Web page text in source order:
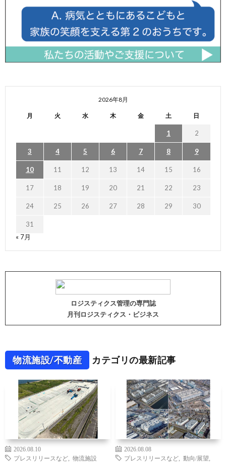
2026年8月
月 火 水 木 金 土 日
1 2
3 4 5 6 7 8 9
10 11 12 13 14 15 16
17 18 19 20 21 22 23
24 25 26 27 28 29 30
31
« 7月
ロジスティクス管理の専門誌
月刊ロジスティクス・ビジネス
物流施設/不動産 カテゴリの最新記事
2026.08.10
プレスリリースなど
物流施設
2026.08.08
プレスリリースなど
動向/展望